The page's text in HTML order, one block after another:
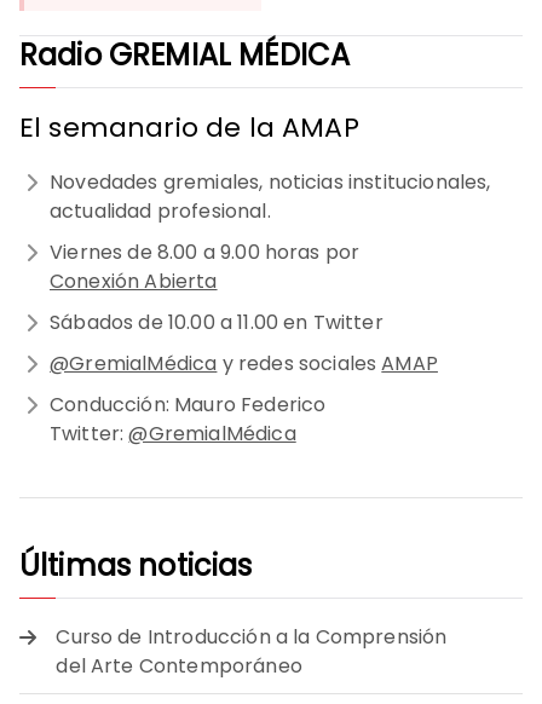
Radio GREMIAL MÉDICA
El semanario de la AMAP
Novedades gremiales, noticias institucionales,
actualidad profesional.
Viernes de 8.00 a 9.00 horas por
Conexión Abierta
Sábados de 10.00 a 11.00 en Twitter
@GremialMédica y redes socialesAMAP
Conducción: Mauro Federico
Twitter:@GremialMédica
Últimas noticias
Curso de Introducción a la Comprensión
del Arte Contemporáneo